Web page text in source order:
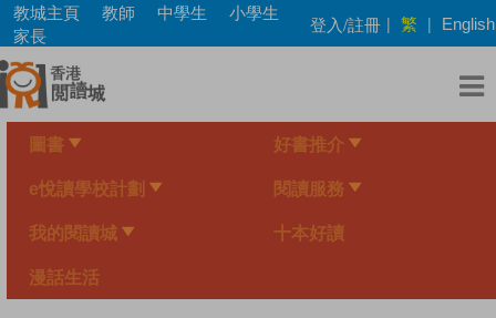
Skip
main
content
教城主頁 教師 中學生
小學生
家長
登入/註冊 | 繁 | English
圖書 好書推介
e悅讀學校計劃 閱讀服務
我的閱讀城 十本好讀
漫話生活